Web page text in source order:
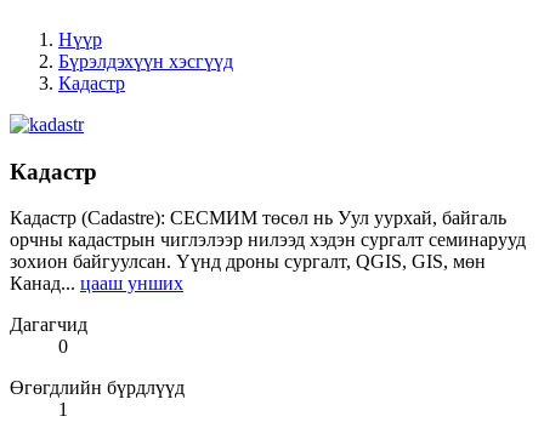
Нүүр
Бүрэлдэхүүн хэсгүүд
Кадастр
Кадастр
Кадастр (Cadastre): СЕСМИМ төсөл нь Уул уурхай, байгаль
орчны кадастрын чиглэлээр нилээд хэдэн сургалт семинарууд
зохион байгуулсан. Үүнд дроны сургалт, QGIS, GIS, мөн
Канад... цааш унших
Дагагчид
0
Өгөгдлийн бүрдлүүд
1